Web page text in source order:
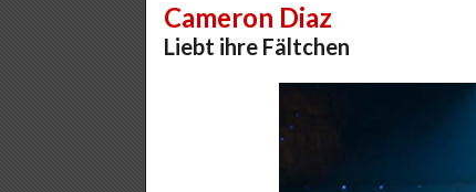
Cameron Diaz
Liebt ihre Fältchen